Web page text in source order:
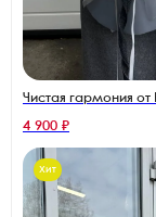
Чистая гармония от
4 900 ₽
Хит